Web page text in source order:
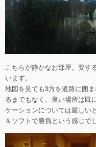
こちらが静かなお部屋。要す
います。
地図を見ても3方を道路に囲
るまでもなく、良い場所は既
ケーションについては厳しい
＆ソフトで勝負という感じ